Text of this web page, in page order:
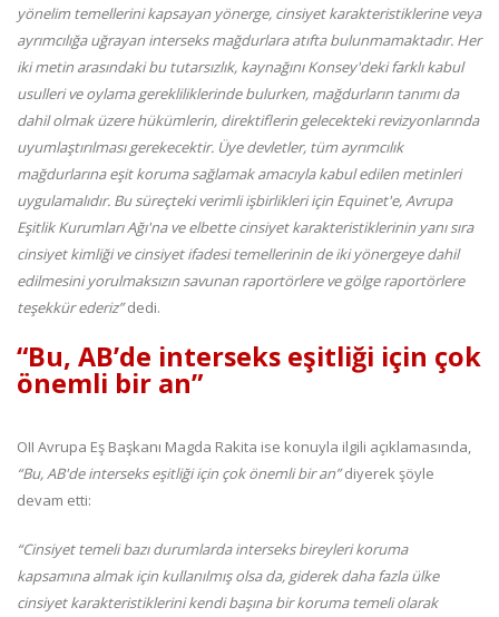
yönelim temellerini kapsayan yönerge, cinsiyet karakteristiklerine veya
ayrımcılığa uğrayan interseks mağdurlara atıfta bulunmamaktadır. Her
iki metin arasındaki bu tutarsızlık, kaynağını Konsey'deki farklı kabul
usulleri ve oylama gerekliliklerinde bulurken, mağdurların tanımı da
dahil olmak üzere hükümlerin, direktiflerin gelecekteki revizyonlarında
uyumlaştırılması gerekecektir. Üye devletler, tüm ayrımcılık
mağdurlarına eşit koruma sağlamak amacıyla kabul edilen metinleri
uygulamalıdır. Bu süreçteki verimli işbirlikleri için Equinet'e, Avrupa
Eşitlik Kurumları Ağı'na ve elbette cinsiyet karakteristiklerinin yanı sıra
cinsiyet kimliği ve cinsiyet ifadesi temellerinin de iki yönergeye dahil
edilmesini yorulmaksızın savunan raportörlere ve gölge raportörlere
teşekkür ederiz”dedi.
“Bu, AB’de interseks eşitliği için çok
önemli bir an”
OII Avrupa Eş Başkanı Magda Rakita ise konuyla ilgili açıklamasında,
“Bu, AB'de interseks eşitliği için çok önemli bir an”diyerek şöyle
devam etti:
“Cinsiyet temeli bazı durumlarda interseks bireyleri koruma
kapsamına almak için kullanılmış olsa da, giderek daha fazla ülke
cinsiyet karakteristiklerini kendi başına bir koruma temeli olarak